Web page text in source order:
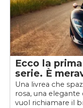
Ecco la
serie. È
Una livrea che
rosa, una
vuol richiamare il